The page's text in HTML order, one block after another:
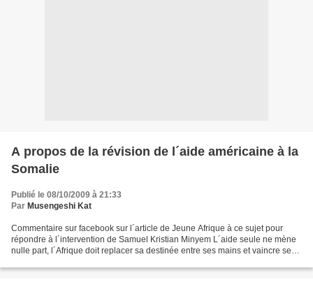
A propos de la révision de l´aide américaine à la
Somalie
Publié le 08/10/2009 à 21:33
Par Musengeshi Kat
Commentaire sur facebook sur l´article de Jeune Afrique à ce sujet pour
répondre à l´intervention de Samuel Kristian Minyem L´aide seule ne mène
nulle part, l´Afrique doit replacer sa destinée entre ses mains et vaincre ses